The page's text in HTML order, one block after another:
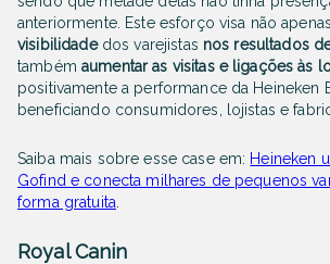
anteriormente. Este esforço visa não apenas
visibilidadedos varejistas nos resultados
também aumentar as visitas e ligações às
positivamente a performance da Heineken
beneficiando consumidores, lojistas e
Saiba mais sobre esse case em: Heineken
Gofind e conecta milhares de pequenos
forma gratuita.
Royal Canin